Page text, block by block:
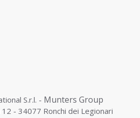
S.r.l. - Munters Group
12 - 34077 Ronchi dei Legionari